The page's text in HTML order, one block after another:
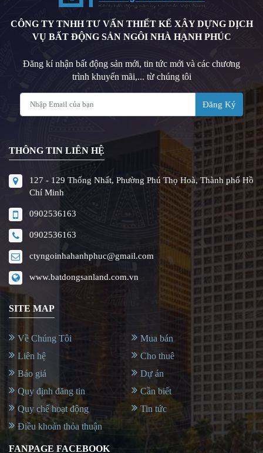
CÔNG TY TNHH TƯ VẤN THIẾT KẾ XÂY DỰNG DỊCH
VỤ BẤT ĐỘNG SẢN NGÔI NHÀ HẠNH PHÚC
Đăng kí nhận bất động sản mới, tin tức mới và các chương
trình khuyến mãi,... từ chúng tôi
Đăng Ký
THÔNG TIN LIÊN HỆ
127 - 129 Thống Nhất, Phường Phú Thọ Hoà, Thành phố Hồ
Chí Minh
0902536163
0902536163
ctyngoinhahanhphuc@gmail.com
www.batdongsanland.com.vn
SITE MAP
Về Chúng Tôi
Liên hệ
Báo giá
Quy định đăng tin
Quy chế hoạt động
Điều khoản thỏa thuận
Mua bán
Cho thuê
Dự án
Cần biết
Tin tức
FANPAGE FACEBOOK